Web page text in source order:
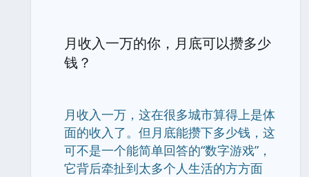
月收入一万的你，月底可以攒多少
钱？
月收入一万，这在很多城市算得上是体
面的收入了。但月底能攒下多少钱，这
可不是一个能简单回答的“数字游戏”，
它背后牵扯到太多个人生活的方方面